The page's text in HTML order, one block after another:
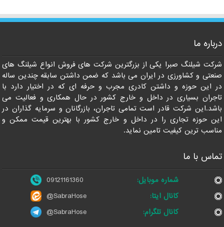
درباره ما
شرکت شیلنگ صبرا یکی از بزرگترین شرکت های فروش انواع شیلنگ های
صنعتی و کشاورزی در ایران می باشد که ضمن داشتن سابقه چندین ساله
در این حوزه و داشتن کادری مجرب و حرفه ای که در اختیار دارد با
تاجران بسیاری در داخل و خارج کشور در حال همکاری و فعالیت می
باشد.این شرکت قادر است تمامی تاجران، بازرگانان و سرمایه گذاران در
این حوزه تجاری را در داخل و خارج کشور با بهترین قیمت ممکن و
مناسب ترین کیفیت تامین نماید.
تماس با ما
شماره موبایل:
09121161360
کانال ایتا:
@SabraHose
کانال تلگرام:
@SabraHose